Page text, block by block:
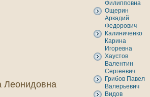
Леонидовнa
Филипповнa
Ощерин
Аркадий
Федорович
Калиниченкo
Каринa
Игоревнa
Хаустов
Валентин
Сергеевич
Грибов Павел
Валерьевич
Видов